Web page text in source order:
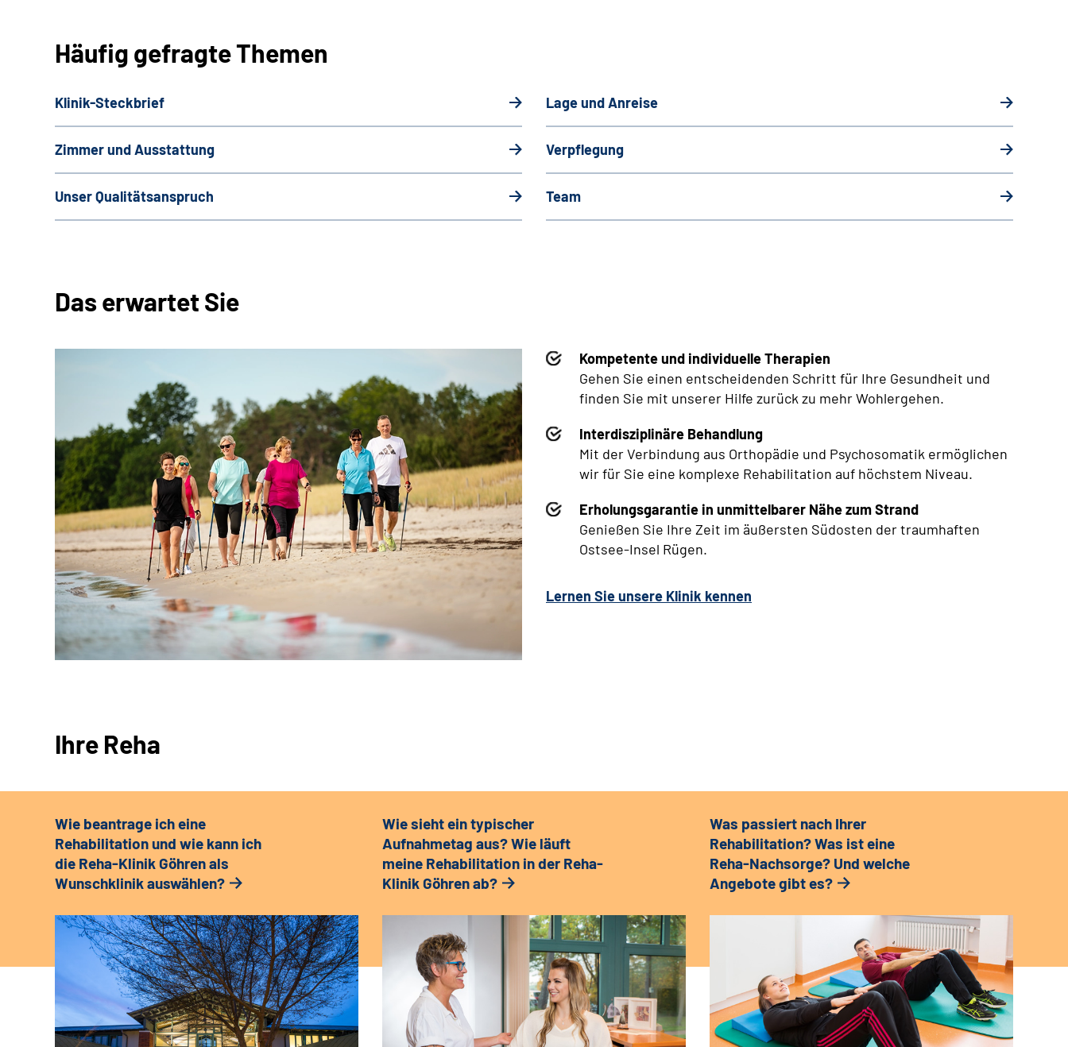
Häufig gefragte Themen
Klinik-Steckbrief Lage und Anreise
Zimmer und Ausstattung Verpflegung
Unser Qualitätsanspruch Team
Das erwartet Sie
Kompetente und individuelle Therapien
Gehen Sie einen entscheidenden Schritt für Ihre Gesundheit und
finden Sie mit unserer Hilfe zurück zu mehr Wohlergehen.
Interdisziplinäre Behandlung
Mit der Verbindung aus Orthopädie und Psychosomatik ermöglichen
wir für Sie eine komplexe Rehabilitation auf höchstem Niveau.
Erholungsgarantie in unmittelbarer Nähe zum Strand
Genießen Sie Ihre Zeit im äußersten Südosten der traumhaften
Ostsee-Insel Rügen.
Lernen Sie unsere Klinik kennen
Ihre Reha
Wie beantrage ich eine
Rehabilitation und wie kann ich
die Reha-Klinik Göhren als
Wunschklinik auswählen?
Wie sieht ein typischer
Aufnahmetag aus? Wie läuft
meine Rehabilitation in der Reha-
Klinik Göhren ab?
Was passiert nach Ihrer
Rehabilitation? Was ist eine
Reha-Nachsorge? Und welche
Angebote gibt es?